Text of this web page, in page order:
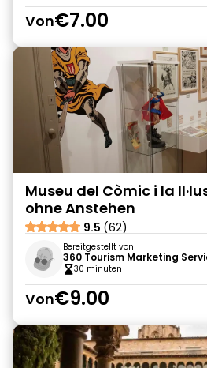
Von€7.00
Museu del Còmic i la
ohne Anstehen
9.5 (62)
Bereitgestellt von
360 Tourism Marketing
30 minuten
Von€9.00